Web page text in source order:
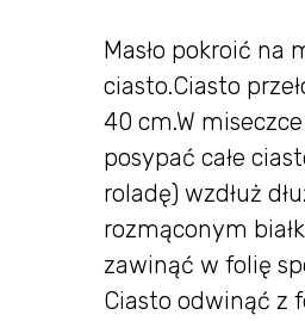
Masło pokroić na
ciasto.Ciasto
40 cm.W
posypać całe
roladę) wzdłuż
rozmąconym
zawinąć w folię
Ciasto odwinąć z